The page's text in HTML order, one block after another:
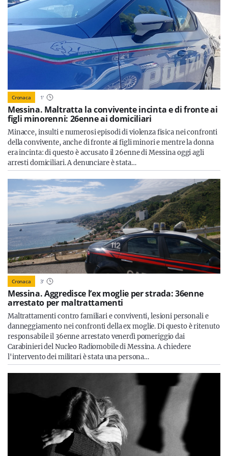
Cronaca 1'
Messina. Maltratta la convivente incinta e di fronte ai
figli minorenni: 26enne ai domiciliari
Minacce, insulti e numerosi episodi di violenza fisica nei confronti
della convivente, anche di fronte ai figli minori e mentre la donna
era incinta: di questo è accusato il 26enne di Messina oggi agli
arresti domiciliari. A denunciare è stata…
Cronaca 3'
Messina. Aggredisce l’ex moglie per strada: 36enne
arrestato per maltrattamenti
Maltrattamenti contro familiari e conviventi, lesioni personali e
danneggiamento nei confronti della ex moglie. Di questo è ritenuto
responsabile il 36enne arrestato venerdì pomeriggio dai
Carabinieri del Nucleo Radiomobile di Messina. A chiedere
l'intervento dei militari è stata una persona…